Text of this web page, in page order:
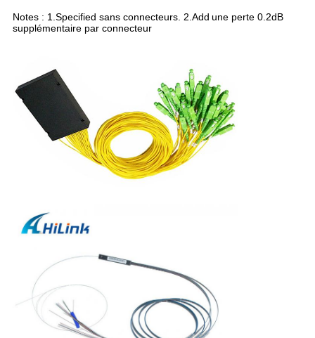
Notes : 1.Specified sans connecteurs. 2.Add une perte 0.2dB
supplémentaire par connecteur